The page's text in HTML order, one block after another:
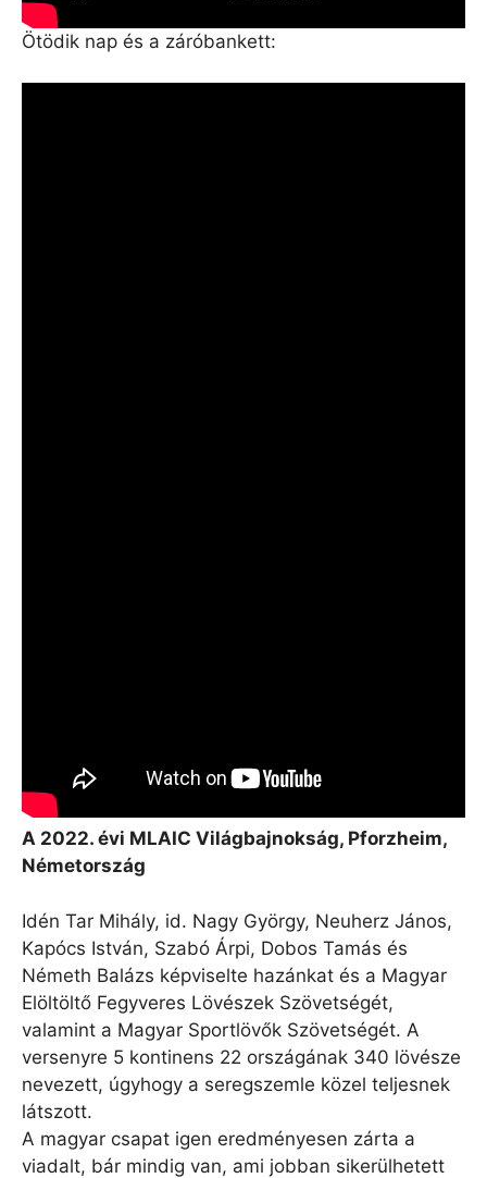
Ötödik nap és a záróbankett:
A 2022. évi MLAIC Világbajnokság, Pforzheim,
Németország
Idén Tar Mihály, id. Nagy György, Neuherz János,
Kapócs István, Szabó Árpi, Dobos Tamás és
Németh Balázs képviselte hazánkat és a Magyar
Elöltöltő Fegyveres Lövészek Szövetségét,
valamint a Magyar Sportlövők Szövetségét. A
versenyre 5 kontinens 22 országának 340 lövésze
nevezett, úgyhogy a seregszemle közel teljesnek
látszott.
A magyar csapat igen eredményesen zárta a
viadalt, bár mindig van, ami jobban sikerülhetett